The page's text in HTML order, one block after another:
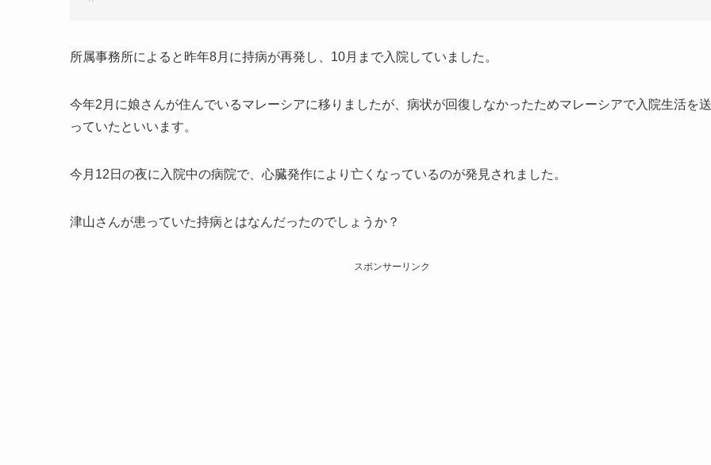
所属事務所によると昨年8月に持病が再発し、10月まで入院していました。
今年2月に娘さんが住んでいるマレーシアに移りましたが、病状が回復しなかったためマレーシアで入院生活を送
っていたといいます。
今月12日の夜に入院中の病院で、心臓発作により亡くなっているのが発見されました。
津山さんが患っていた持病とはなんだったのでしょうか？
スポンサーリンク